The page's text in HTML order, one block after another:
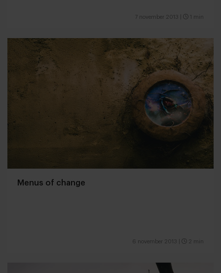
7 november 2013 1 min
Menus of change
6 november 2013 2 min